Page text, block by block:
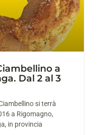
a
Dal 2 al 3
si terrà
a Rigomagno,
in provincia